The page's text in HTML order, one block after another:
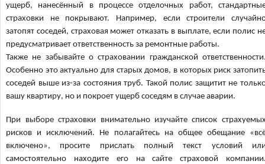
ущерб, нанесённый в процессе отделочных работ,
страховки не покрывают. Например, если строители
затопят соседей, страховая может отказать в выплате, если полис
предусматривает ответственность за ремонтные работы.
Также не забывайте о страховании гражданской
Особенно это актуально для старых домов, в которых риск
соседей выше из-за состояния труб. Такой полис защитит не
вашу квартиру, но и покроет ущерб соседям в случае аварии.
При выборе страховки внимательно изучайте список
рисков и исключений. Не полагайтесь на общее обещание
включено», просите прислать полный текст условий
самостоятельно находите его на сайте страховой